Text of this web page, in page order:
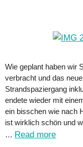
Wie geplant haben wir
verbracht und das
Strandspaziergang
endete wieder mit
ein bisschen wie nach
ist wirklich schön und
… Read more